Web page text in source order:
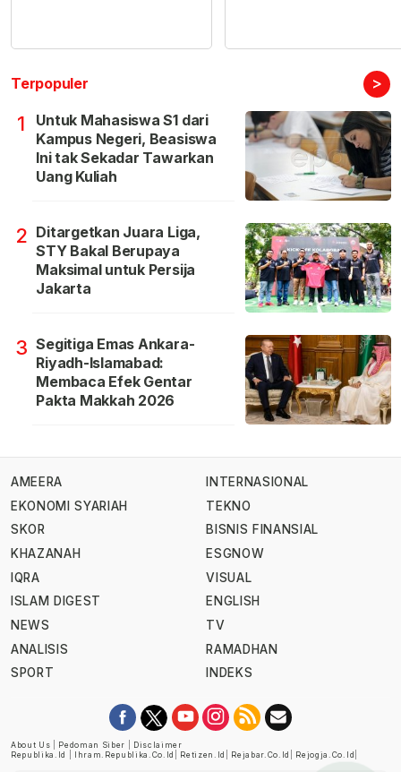
Terpopuler >
1
Untuk Mahasiswa S1 dari
Kampus Negeri, Beasiswa
Ini tak Sekadar Tawarkan
Uang Kuliah
2 Ditargetkan Juara Liga,
STY Bakal Berupaya
Maksimal untuk Persija
Jakarta
3 Segitiga Emas Ankara-
Riyadh-Islamabad:
Membaca Efek Gentar
Pakta Makkah 2026
AMEERA
EKONOMI SYARIAH
SKOR
KHAZANAH
IQRA
ISLAM DIGEST
NEWS
ANALISIS
SPORT
INTERNASIONAL
TEKNO
BISNIS FINANSIAL
ESGNOW
VISUAL
ENGLISH
TV
RAMADHAN
INDEKS
About Us Pedoman Siber
Disclaimer
Republika.id
Ihram.republika.co.id Retizen.id Rejabar.co.id Rejogja.co.id